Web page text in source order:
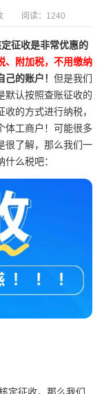
阅读：1240
征收是非常优惠的
、附加税，不用缴纳
的账户！ 但是我们
默认按照查账征收的
的方式进行纳税，
体工商户！可能很多
很了解，那么我们一
么税吧：